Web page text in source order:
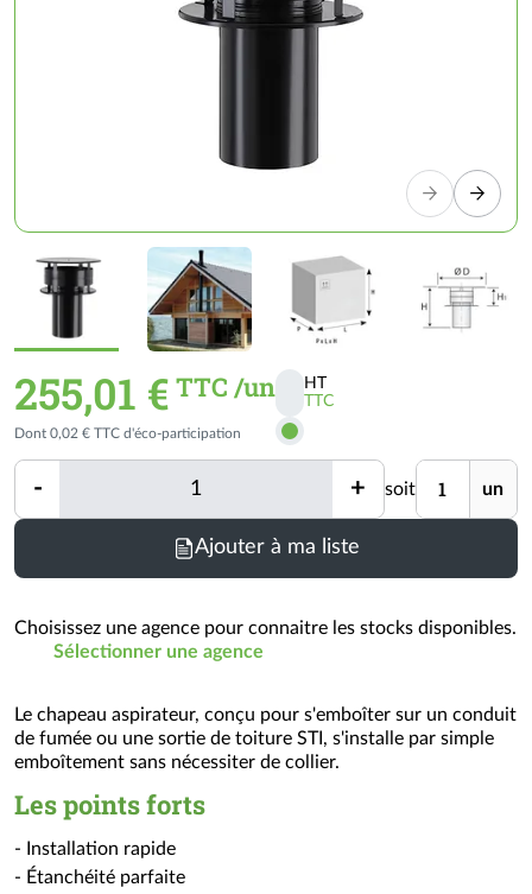
255,01 € TTC /un
Activer
les
prix
HT
TTC
Dont 0,02 € TTC d'éco-participation
- Quantité + soit Unité un
Ajouter à ma liste
Choisissez une agence pour connaitre les stocks disponibles.
Sélectionner une agence
Le chapeau aspirateur, conçu pour s'emboîter sur un conduit
de fumée ou une sortie de toiture STI, s'installe par simple
emboîtement sans nécessiter de collier.
Les points forts
- Installation rapide
- Étanchéité parfaite